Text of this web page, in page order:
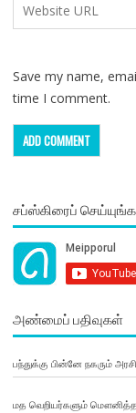
Save my name,
time I comment.
சப்ஸ்கிரைப்
அண்மைப் பதிவுகள்
பந்துக்கு பின்னே நகரும்
மத வெறியர்களும் மௌனித்த